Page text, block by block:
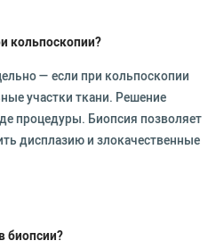
кольпоскопии?
— если при кольпоскопии
участки ткани. Решение
процедуры. Биопсия позволяет
дисплазию и злокачественные
биопсии?